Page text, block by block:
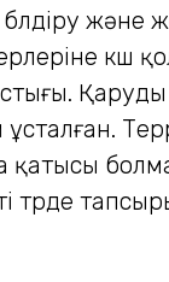
және
күш
Қаруды
түрде